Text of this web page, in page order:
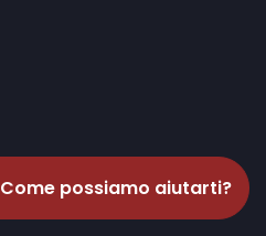
Come possiamo aiutarti?